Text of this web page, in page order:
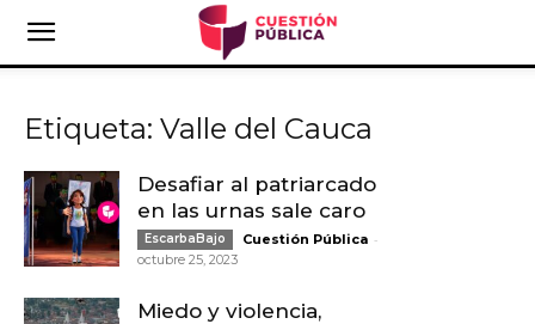
Etiqueta: Valle del Cauca
Desafiar al patriarcado
en las urnas sale caro
EscarbaBajo Cuestión Pública -
octubre 25, 2023
Miedo y violencia,